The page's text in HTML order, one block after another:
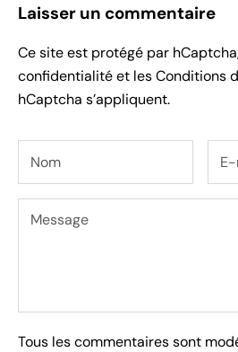
Laisser un commentaire
Ce site est protégé par
confidentialitéet lesConditions
hCaptcha s’appliquent.
Tous les commentaires sont